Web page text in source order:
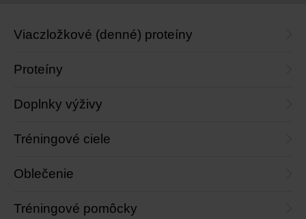
Viaczložkové (denné) proteíny
Proteíny
Doplnky výživy
Tréningové ciele
Oblečenie
Tréningové pomôcky